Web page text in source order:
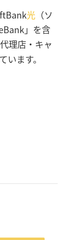
光 （ソ
」を含
理店・キャ
います。